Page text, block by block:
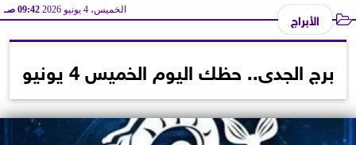
الأبراج الخميس، 4 يونيو 2026 09:42 صـ
برج الجدى.. حظك اليوم الخميس 4 يونيو